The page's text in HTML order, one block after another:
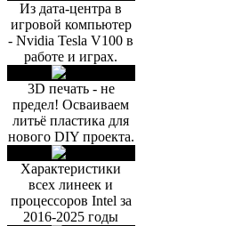
Из дата-центра в
игровой компьютер
- Nvidia Tesla V100 в
работе и играх.
3D печать - не
предел! Осваиваем
литьё пластика для
нового DIY проекта.
Характеристики
всех линеек и
процессоров Intel за
2016-2025 годы